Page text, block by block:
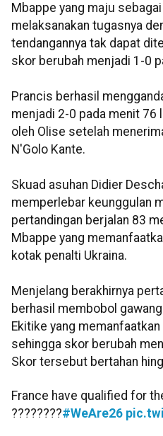
Mbappe yang maju
melaksanakan tugasnya
tendangannya tak dapat
skor berubah menjadi 1-0
Prancis berhasil
menjadi 2-0 pada menit 76
oleh Olise setelah
N'Golo Kante.
Skuad asuhan Didier
memperlebar keunggulan
pertandingan berjalan 83
Mbappe yang
kotak penalti Ukraina.
Menjelang berakhirnya
berhasil membobol
Ekitike yang
sehingga skor berubah
Skor tersebut bertahan
France have qualified for
????????#WeAre26